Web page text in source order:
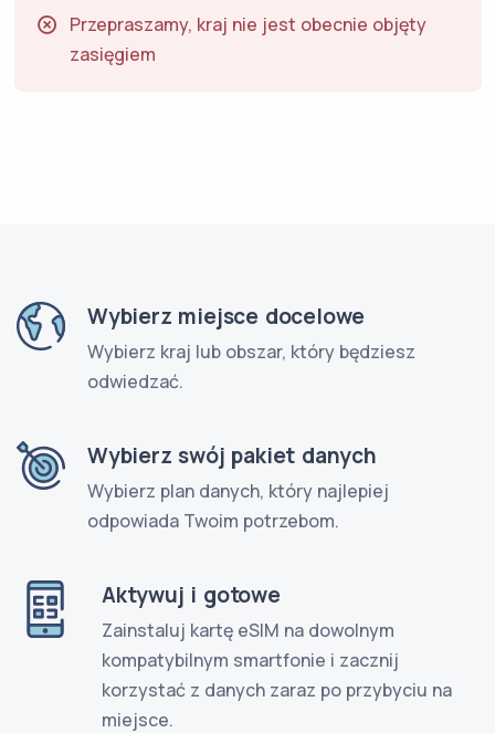
Przepraszamy, kraj nie jest obecnie objęty
zasięgiem
Wybierz miejsce docelowe
Wybierz kraj lub obszar, który będziesz
odwiedzać.
Wybierz swój pakiet danych
Wybierz plan danych, który najlepiej
odpowiada Twoim potrzebom.
Aktywuj i gotowe
Zainstaluj kartę eSIM na dowolnym
kompatybilnym smartfonie i zacznij
korzystać z danych zaraz po przybyciu na
miejsce.